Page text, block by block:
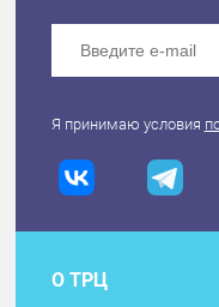
Я принимаю условия
О ТРЦ